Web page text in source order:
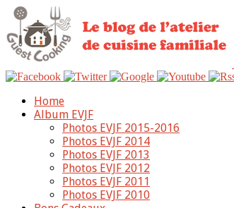
Home
Album EVJF
Photos EVJF 2015-2016
Photos EVJF 2014
Photos EVJF 2013
Photos EVJF 2012
Photos EVJF 2011
Photos EVJF 2010